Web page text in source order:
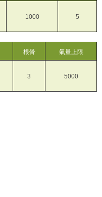
1000 5
根骨 氣量上限
3 5000